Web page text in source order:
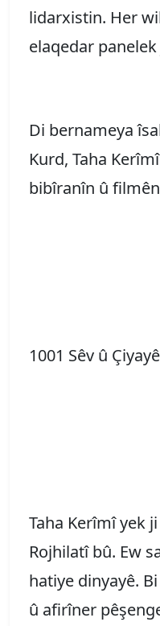
lidarxistin. Her
elaqedar
Di bernameya
Kurd, Taha
bibîranîn û
1001 Sêv û
Taha Kerîmî yek
Rojhilatî bû. Ew
hatiye dinyayê.
û afirîner